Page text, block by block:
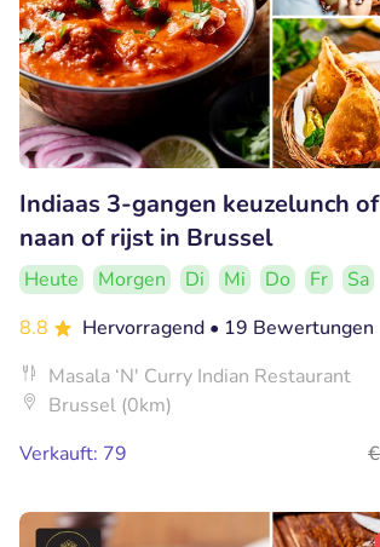
Indiaas 3-gangen keuzelunch
naan of rijst in Brussel
Heute Morgen Di Mi Do Fr
Sa
8.8
Hervorragend • 19 Bewertungen
Masala ‘N' Curry Indian Restaurant
Brussel (0km)
Verkauft: 79